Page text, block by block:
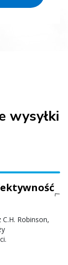
wysyłki
C.H. Robinson,